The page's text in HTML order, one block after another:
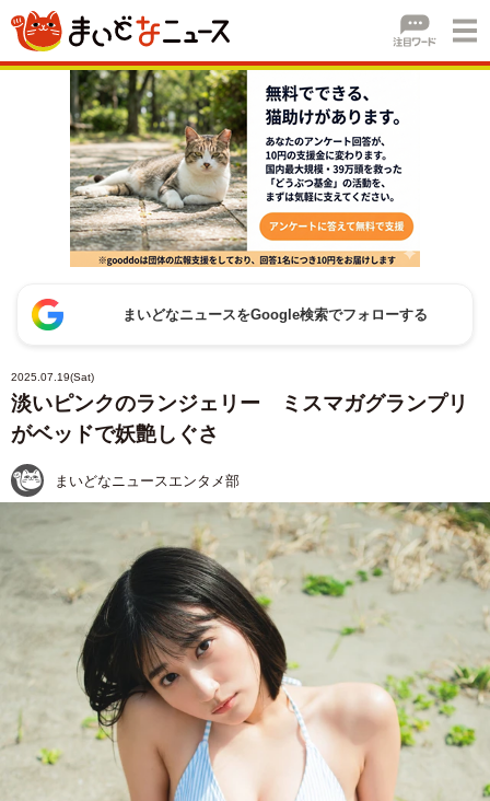
まいどなニュースをGoogle検索でフォローする
2025.07.19(Sat)
淡いピンクのランジェリー ミスマガグランプリ
がベッドで妖艶しぐさ
まいどなニュースエンタメ部